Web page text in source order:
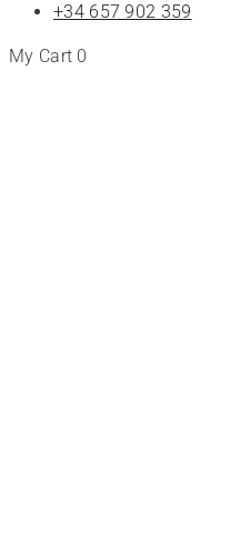
+34 657 902 359
My Cart 0